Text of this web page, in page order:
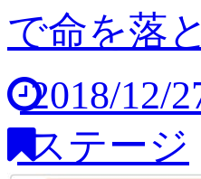
で命を落
2018/12/
ステージ